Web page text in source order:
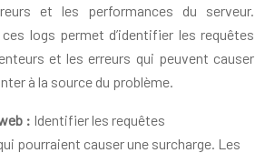
et les performances du serveur.
logs permet d’identifier les requêtes
et les erreurs qui peuvent causer
à la source du problème.
: Identifier les requêtes
pourraient causer une surcharge. Les